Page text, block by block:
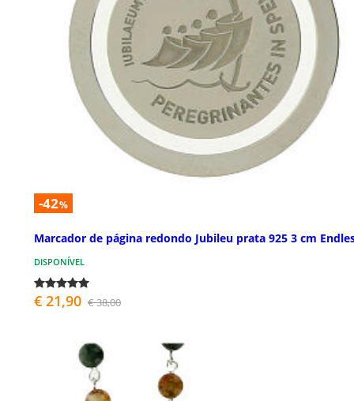
-42%
Marcador de página redondo Jubileu prata 925 3 cm
DISPONÍVEL
€ 21,90 € 38,00